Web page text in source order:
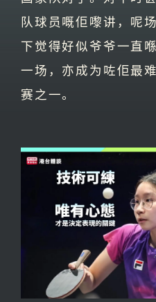
队球员嘅佢嚟讲，呢
下觉得好似爷爷一直
一场，亦成为咗佢最
赛之一。